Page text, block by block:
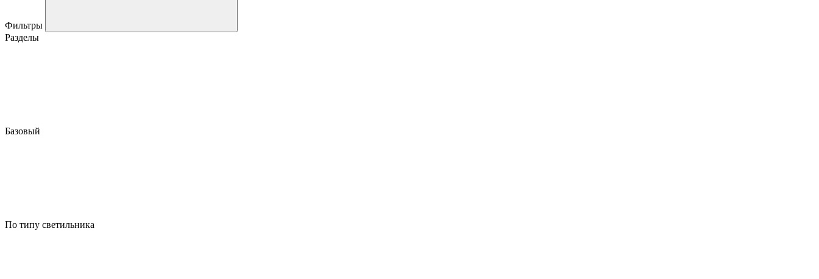
Фильтры
Разделы
Базовый
По типу светильника